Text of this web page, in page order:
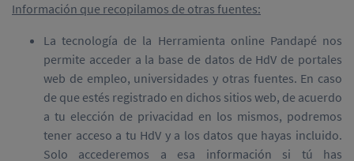
Información que recopilamos de otras fuentes:
La tecnología de la Herramienta online Pandapé nos
permite acceder a la base de datos de HdV de portales
web de empleo, universidades y otras fuentes. En caso
de que estés registrado en dichos sitios web, de acuerdo
a tu elección de privacidad en los mismos, podremos
tener acceso a tu HdV y a los datos que hayas incluido.
Solo accederemos a esa información si tú has